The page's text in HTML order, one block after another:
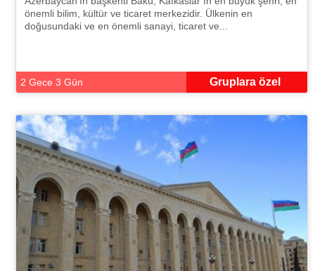
önemli bilim, kültür ve ticaret merkezidir. Ülkenin en
doğusundaki ve en önemli sanayi, ticaret ve...
2 Gece 3 Gün Gruplara özel